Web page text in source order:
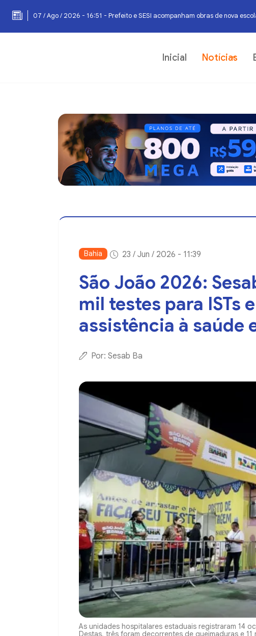
07 / Ago / 2026 - 16:51 - Prefeito e SESI acompanham obras de nova
Inicial Notícias
Bahia 23 / Jun / 2026 - 11:39
São João 2026:
mil testes para ISTs
assistência à saúde
Por: Sesab Ba
As unidades hospitalares estaduais registraram 14
Destas, três foram decorrentes de queimaduras e